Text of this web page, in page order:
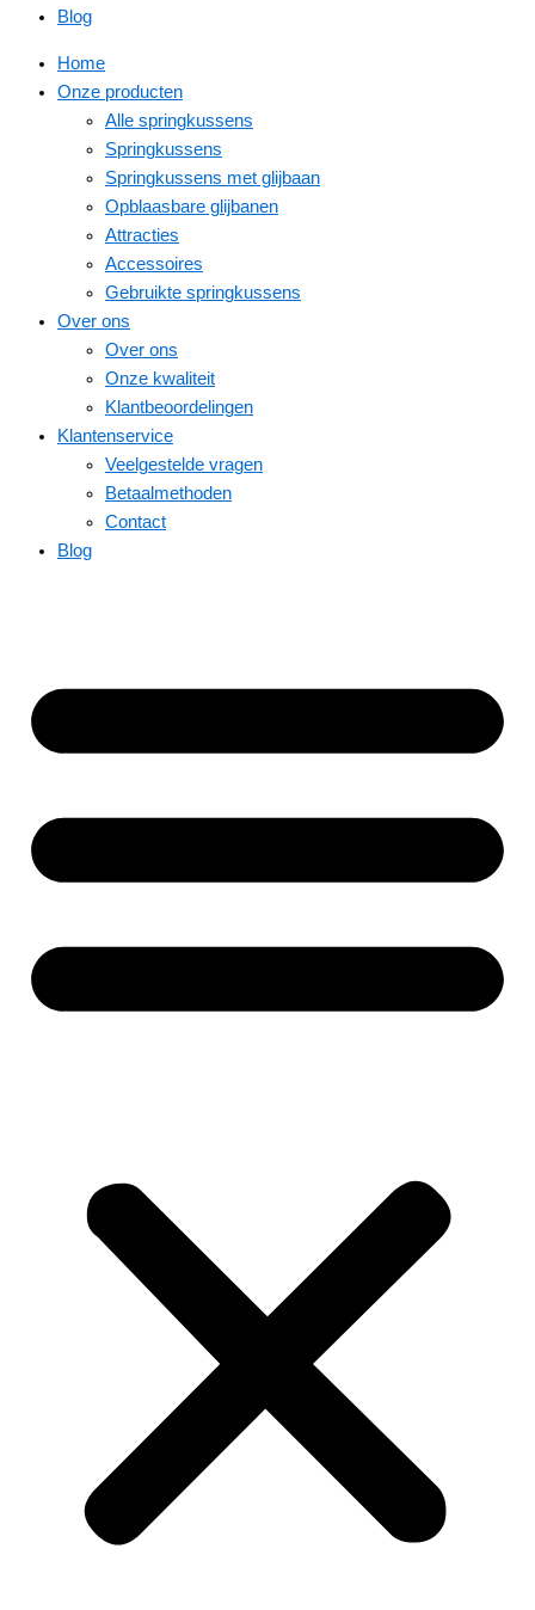
Blog
Home
Onze producten
Alle springkussens
Springkussens
Springkussens met glijbaan
Opblaasbare glijbanen
Attracties
Accessoires
Gebruikte springkussens
Over ons
Over ons
Onze kwaliteit
Klantbeoordelingen
Klantenservice
Veelgestelde vragen
Betaalmethoden
Contact
Blog